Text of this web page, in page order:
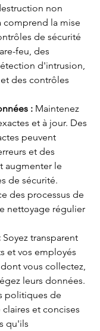
non
comprend la mise
de sécurité
feu, des
d'intrusion,
des contrôles
: Maintenez
et à jour. Des
peuvent
et des
augmenter le
de sécurité.
des processus de
nettoyage régulier
Soyez transparent
et vos employés
vous collectez,
leurs données.
politiques de
et concises
qu'ils